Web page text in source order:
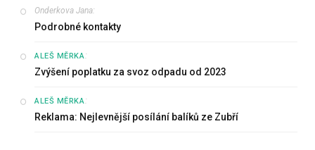
Onderkova Jana:
Podrobné kontakty
ALEŠ MĚRKA :
Zvýšení poplatku za svoz odpadu od 2023
ALEŠ MĚRKA :
Reklama: Nejlevnější posílání balíků ze Zubří